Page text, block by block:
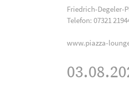
Friedrich-Degeler-
Telefon: 07321
www.piazza-